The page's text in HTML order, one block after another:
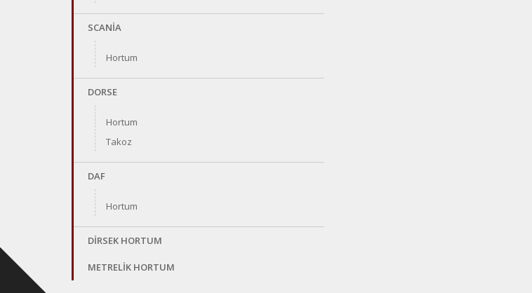
SCANİA
Hortum
DORSE
Hortum
Takoz
DAF
Hortum
DİRSEK HORTUM
METRELİK HORTUM